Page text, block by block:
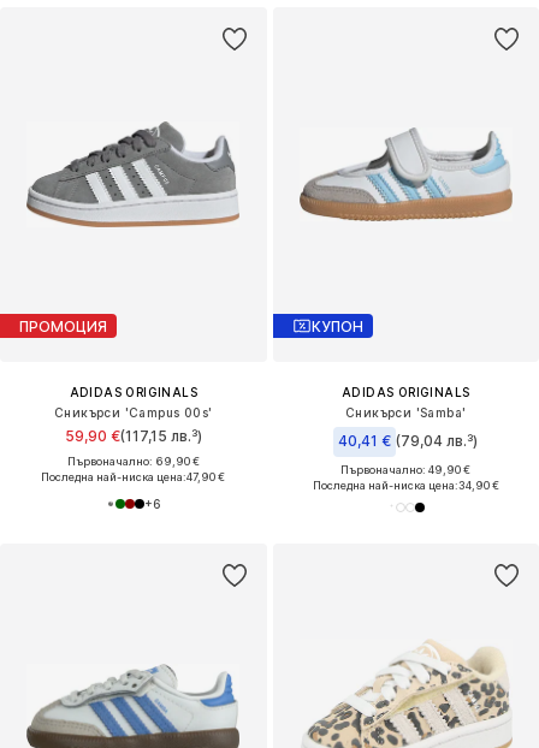
ПРОМОЦИЯ
ADIDAS ORIGINALS
Сникърси 'Campus 00s'
59,90 €(117,15 лв.³)
Първоначално: 69,90 €
Последна най-ниска цена:47,90 €
+6
КУПОН
ADIDAS ORIGINALS
Сникърси 'Samba'
40,41 € (79,04 лв.³)
Първоначално: 49,90 €
Последна най-ниска цена:34,90 €